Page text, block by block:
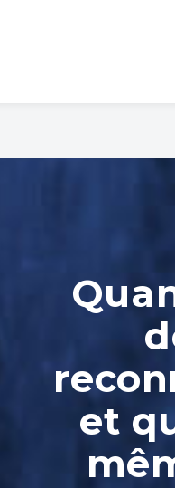
et